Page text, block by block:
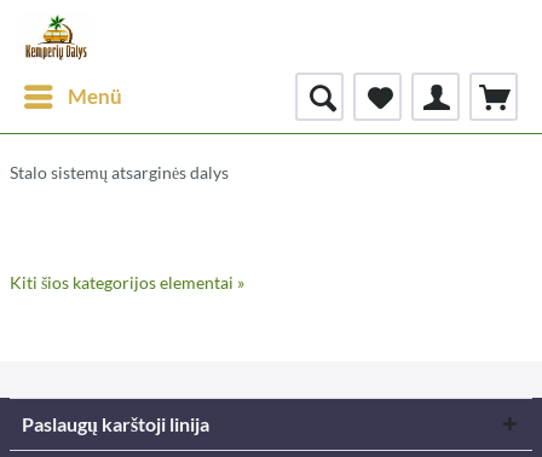
Menü
Stalo sistemų atsarginės dalys
Kiti šios kategorijos elementai »
Paslaugų karštoji linija